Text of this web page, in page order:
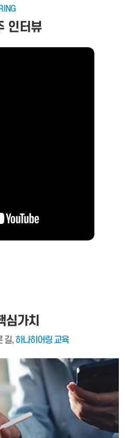
인터뷰
심가치
길,하나히어링 교육